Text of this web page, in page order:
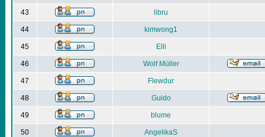
43 libru
44 kimwong1
45 Elli
46 Wolf Müller
47 Flewdur
48 Guido
49 blume
50 AngelikaS